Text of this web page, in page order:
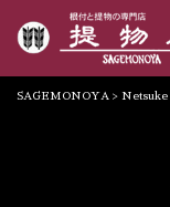
SAGEMONOYA > Netsuke